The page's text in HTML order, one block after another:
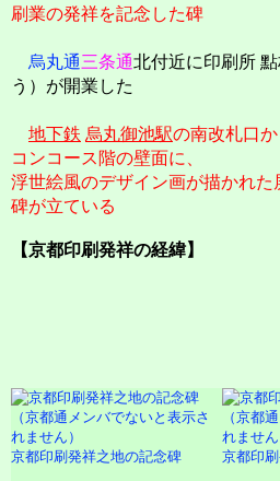
刷業の発祥を記念した碑
烏丸通三条通北付近に印刷所
う）が開業した
地下鉄 烏丸御池駅の南改札口
コンコース階の壁面に、
浮世絵風のデザイン画が描かれた
碑が立ている
【京都印刷発祥の経緯】
京都印刷発祥之地の記念碑 京都印